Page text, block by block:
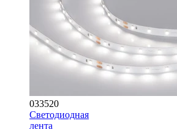
033520
Светодиодная
лента